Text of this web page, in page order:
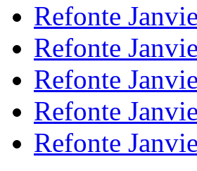
Refonte
Refonte
Refonte
Refonte
Refonte